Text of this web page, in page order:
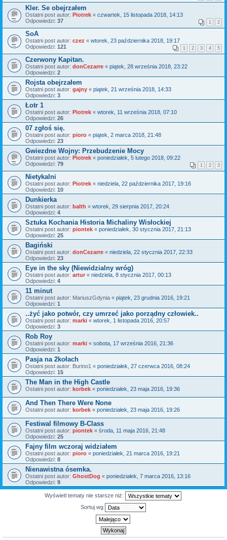
Kler. Se obejrzałem
Ostatni post autor: Piotrek « czwartek, 15 listopada 2018, 14:13
Odpowiedzi: 37 1 2
SoA
Ostatni post autor: czez « wtorek, 23 października 2018, 19:17
Odpowiedzi: 121 1 2 3 4 5
Czerwony Kapitan.
Ostatni post autor: donCezarre « piątek, 28 września 2018, 23:22
Odpowiedzi: 2
Rojsta obejrzałem
Ostatni post autor: gajny « piątek, 21 września 2018, 14:33
Odpowiedzi: 3
Łotr 1
Ostatni post autor: Piotrek « wtorek, 11 września 2018, 07:10
Odpowiedzi: 26
07 zgłoś się.
Ostatni post autor: pioro « piątek, 2 marca 2018, 21:48
Odpowiedzi: 23
Gwiezdne Wojny: Przebudzenie Mocy
Ostatni post autor: Piotrek « poniedziałek, 5 lutego 2018, 09:22
Odpowiedzi: 79 1 2 3
Nietykalni
Ostatni post autor: Piotrek « niedziela, 22 października 2017, 19:16
Odpowiedzi: 10
Dunkierka
Ostatni post autor: balth « wtorek, 29 sierpnia 2017, 20:24
Odpowiedzi: 4
Sztuka Kochania Historia Michaliny Wisłockiej
Ostatni post autor: piontek « poniedziałek, 30 stycznia 2017, 21:13
Odpowiedzi: 25
Bagiński
Ostatni post autor: donCezarre « niedziela, 22 stycznia 2017, 22:33
Odpowiedzi: 23
Eye in the sky (Niewidzialny wróg)
Ostatni post autor: artur « niedziela, 8 stycznia 2017, 00:13
Odpowiedzi: 4
11 minut
Ostatni post autor: MariuszGdynia « piątek, 23 grudnia 2016, 19:21
Odpowiedzi: 1
..żyć jako potwór, czy umrzeć jako porządny człowiek..
Ostatni post autor: marki « wtorek, 1 listopada 2016, 20:57
Odpowiedzi: 3
Rob Roy
Ostatni post autor: marki « sobota, 17 września 2016, 21:36
Odpowiedzi: 1
Pasja na 2kołach
Ostatni post autor: Burino1 « poniedziałek, 27 czerwca 2016, 08:24
Odpowiedzi: 15
The Man in the High Castle
Ostatni post autor: korbek « poniedziałek, 23 maja 2016, 19:36
And Then There Were None
Ostatni post autor: korbek « poniedziałek, 23 maja 2016, 19:26
Festiwal filmowy B-Class
Ostatni post autor: piontek « środa, 11 maja 2016, 21:48
Odpowiedzi: 25
Fajny film wczoraj widziałem
Ostatni post autor: pioro « poniedziałek, 21 marca 2016, 19:21
Odpowiedzi: 8
Nienawistna ósemka.
Ostatni post autor: GhostDog « poniedziałek, 7 marca 2016, 13:16
Odpowiedzi: 9
Wyświetl tematy nie starsze niż:
Sortuj wg